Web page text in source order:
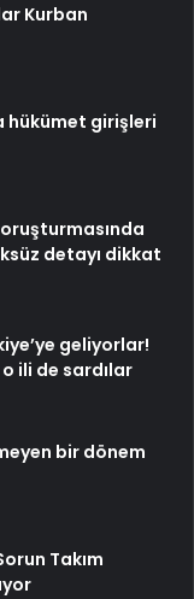
Kurban
hükümet girişleri
detayı dikkat
geliyorlar!
ili de sardılar
bir dönem
Takım